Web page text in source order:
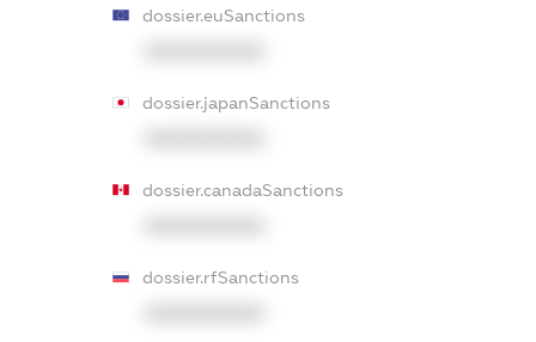
dossier.euSanctions
dossier.japanSanctions
dossier.canadaSanctions
dossier.rfSanctions